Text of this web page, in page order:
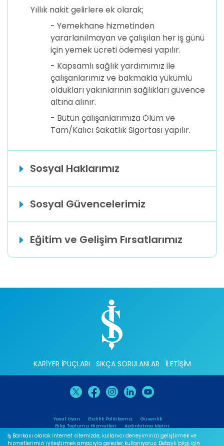
Yıllık nakit gelirlere ek olarak;
- Yemekhane hizmetinden
yararlanılmayan ve çalışılan her iş günü
için yemek ücreti ödemesi yapılır.
- Kapsamlı sağlık yardımımız ile
çalışanlarımız ve bakmakla yükümlü
oldukları yakınlarının sağlıkları güvence
altına alınır.
- Bütün çalışanlarımıza Ölüm ve
Tam/Kalıcı Sakatlık Sigortası yapılır.
Sosyal Haklarımız
Sosyal Güvencelerimiz
Eğitim ve Gelişim Fırsatlarımız
KARİYER İPUÇLARI SIKÇA SORULANLAR İLETİŞİM
Yasal Uyarı Gizlilik Politikamız
Güvenlik
Bilgi Toplumu Hizmetleri
Aydınlatma Metni
İş Bankası olarak internet sitemizde, kullanıcı deneyiminizi geliştirmek ve
hizmetlerimizi iyileştirmek amacıyla çerezler kullanıyoruz. Detaylı bilgi için